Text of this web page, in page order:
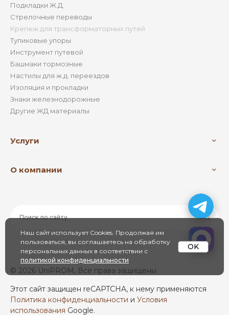
Подкладки Ж.Д.
Стрелочные переводы
Крепеж для трансформаторных путей
Тупиковые упоры
Инструмент путевой
Башмаки тормозные
Настилы для ж.д. переездов
Изоляция и прокладки
Знаки железнодорожные
Другие ЖД материалы
Услуги
О компании
© 2026 UniPROM, Все права защищены
Этот сайт защищен reCAPTCHA, к нему применяются
Политика конфиденциальности и Условия
использования Google.
Наш сайт использует Cookies. Продолжая им
пользоваться, вы соглашаетесь на обработку
персональных данных в соответствии с
политикой конфиденциальности
OK